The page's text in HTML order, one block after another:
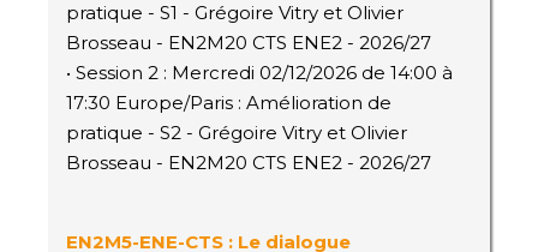
pratique - S1 - Grégoire Vitry et Olivier
Brosseau - EN2M20 CTS ENE2 - 2026/27
• Session 2 : Mercredi 02/12/2026 de 14:00 à
17:30 Europe/Paris : Amélioration de
pratique - S2 - Grégoire Vitry et Olivier
Brosseau - EN2M20 CTS ENE2 - 2026/27
EN2M5-ENE-CTS : Le dialogue